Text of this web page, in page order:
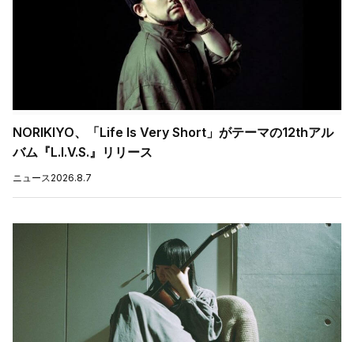
NORIKIYO、「Life Is Very Short」がテーマの12thアル
バム『L.I.V.S.』リリース
ニュース2026.8.7